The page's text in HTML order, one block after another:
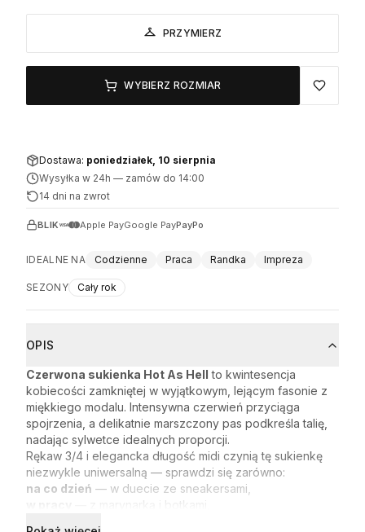
PRZYMIERZ
WYBIERZ ROZMIAR
Dostawa: poniedziałek, 10 sierpnia
Wysyłka w 24h — zamów do 14:00
14 dni na zwrot
BLIK Apple PayGoogle PayPayPo
IDEALNE NA Codzienne Praca Randka Impreza
SEZONY Cały rok
OPIS
Czerwona sukienka Hot As Hell to kwintesencja
kobiecości zamkniętej w wyjątkowym, lejącym fasonie z
miękkiego modalu. Intensywna czerwień przyciąga
spojrzenia, a delikatnie marszczony pas podkreśla talię,
nadając sylwetce idealnych proporcji.
Rękaw 3/4 i elegancka długość midi czynią tę sukienkę
niezwykle uniwersalną — sprawdzi się zarówno:
na co dzień — w duecie ze sneakersami,
— z marynarką i botkami,